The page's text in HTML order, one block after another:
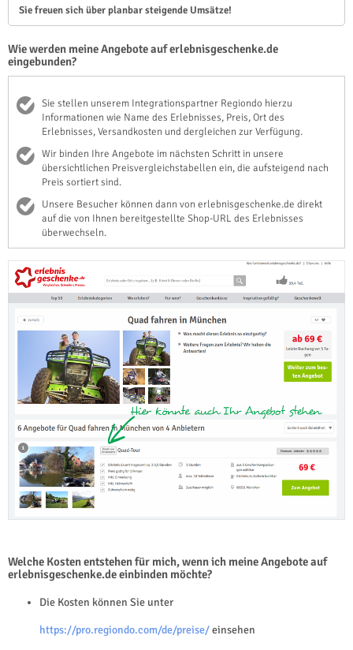
Sie freuen sich über planbar steigende Umsätze!
Wie werden meine Angebote auf erlebnisgeschenke.de
eingebunden?
Sie stellen unserem Integrationspartner Regiondo hierzu
Informationen wie Name des Erlebnisses, Preis, Ort des
Erlebnisses, Versandkosten und dergleichen zur Verfügung.
Wir binden Ihre Angebote im nächsten Schritt in unsere
übersichtlichen Preisvergleichstabellen ein, die aufsteigend nach
Preis sortiert sind.
Unsere Besucher können dann von erlebnisgeschenke.de direkt
auf die von Ihnen bereitgestellte Shop-URL des Erlebnisses
überwechseln.
Welche Kosten entstehen für mich, wenn ich meine Angebote auf
erlebnisgeschenke.de einbinden möchte?
Die Kosten können Sie unter
https://pro.regiondo.com/de/preise/einsehen